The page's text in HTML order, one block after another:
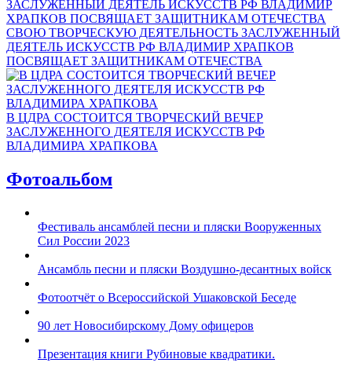
СВОЮ ТВОРЧЕСКУЮ ДЕЯТЕЛЬНОСТЬ ЗАСЛУЖЕННЫЙ
ДЕЯТЕЛЬ ИСКУССТВ РФ ВЛАДИМИР ХРАПКОВ
ПОСВЯЩАЕТ ЗАЩИТНИКАМ ОТЕЧЕСТВА
В ЦДРА СОСТОИТСЯ ТВОРЧЕСКИЙ ВЕЧЕР
ЗАСЛУЖЕННОГО ДЕЯТЕЛЯ ИСКУССТВ РФ
ВЛАДИМИРА ХРАПКОВА
Фотоальбом
Фестиваль ансамблей песни и пляски Вооруженных
Сил России 2023
Ансамбль песни и пляски Воздушно-десантных войск
Фотоотчёт о Всероссийской Ушаковской Беседе
90 лет Новосибирскому Дому офицеров
Презентация книги Рубиновые квадратики.